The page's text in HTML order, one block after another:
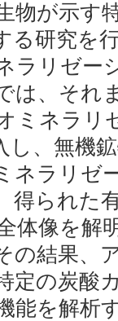
物が示す
る研究を
ラリゼー
は、それ
ミネラリ
し、無機
ネラリゼ
得られた
体像を解
の結果、
定の炭酸
能を解析